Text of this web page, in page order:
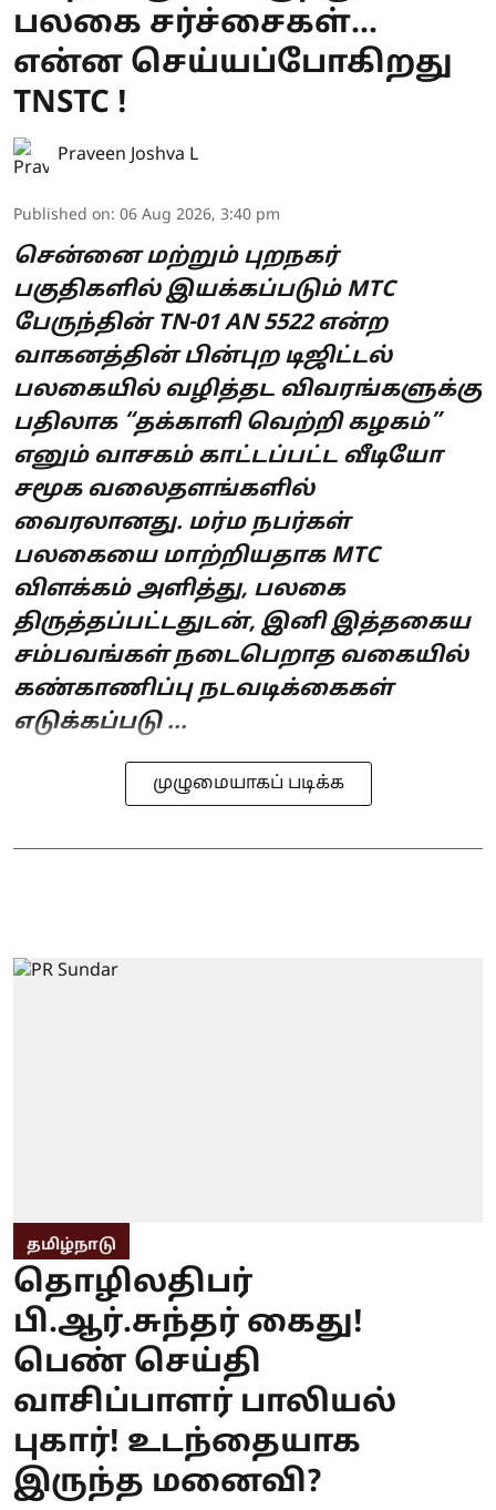
பலகை சர்ச்சைகள்...
என்ன செய்யப்போகிறது
TNSTC !
Praveen Joshva L
Published on: 06 Aug 2026, 3:40 pm
சென்னை மற்றும் புறநகர்
பகுதிகளில் இயக்கப்படும் MTC
பேருந்தின் TN-01 AN 5522 என்ற
வாகனத்தின் பின்புற டிஜிட்டல்
பலகையில் வழித்தட விவரங்களுக்கு
பதிலாக “தக்காளி வெற்றி கழகம்”
எனும் வாசகம் காட்டப்பட்ட வீடியோ
சமூக வலைதளங்களில்
வைரலானது. மர்ம நபர்கள்
பலகையை மாற்றியதாக MTC
விளக்கம் அளித்து, பலகை
திருத்தப்பட்டதுடன், இனி இத்தகைய
சம்பவங்கள் நடைபெறாத வகையில்
கண்காணிப்பு நடவடிக்கைகள்
எடுக்கப்படு ...
முழுமையாகப் படிக்க
தமிழ்நாடு
தொழிலதிபர்
பி.ஆர்.சுந்தர் கைது!
பெண் செய்தி
வாசிப்பாளர் பாலியல்
புகார்! உடந்தையாக
இருந்த மனைவி?